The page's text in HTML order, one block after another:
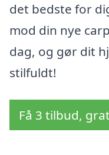
det bedste for
mod din nye
dag, og gør dit
stilfuldt!
Få 3 tilbud,